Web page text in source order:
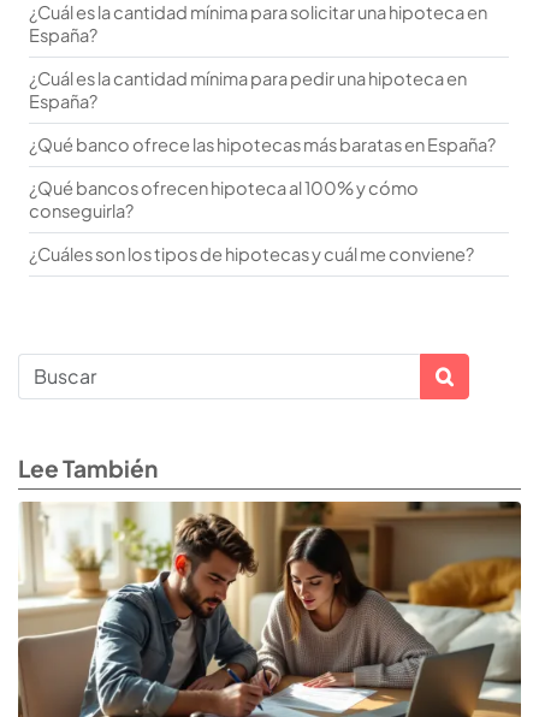
¿Cuál es la cantidad mínima para solicitar una hipoteca en
España?
¿Cuál es la cantidad mínima para pedir una hipoteca en
España?
¿Qué banco ofrece las hipotecas más baratas en España?
¿Qué bancos ofrecen hipoteca al 100% y cómo
conseguirla?
¿Cuáles son los tipos de hipotecas y cuál me conviene?
Lee También